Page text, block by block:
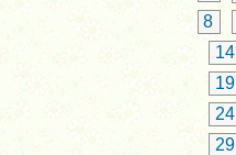
8
14
19
24
29